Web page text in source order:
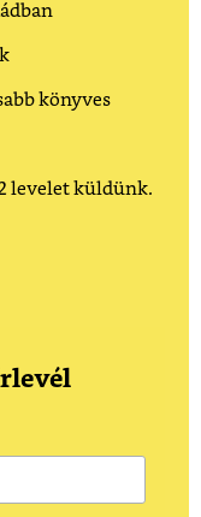
könyves
levelet küldünk.